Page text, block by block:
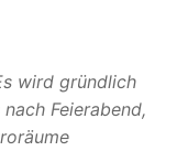
wird gründlich
Feierabend,